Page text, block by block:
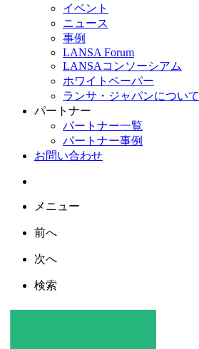
イベント
ニュース
事例
LANSA Forum
LANSAコンソーシアム
ホワイトペーパー
ランサ・ジャパンについて
パートナー
パートナー一覧
パートナー事例
お問い合わせ
メニュー
前へ
次へ
検索